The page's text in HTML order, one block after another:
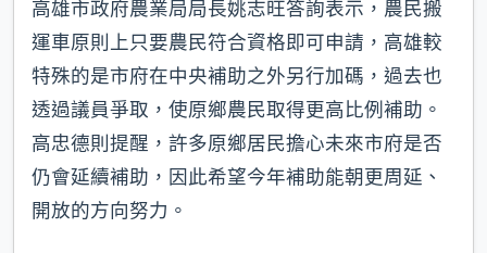
高雄市政府農業局局長姚志旺答詢表示，農民搬
運車原則上只要農民符合資格即可申請，高雄較
特殊的是市府在中央補助之外另行加碼，過去也
透過議員爭取，使原鄉農民取得更高比例補助。
高忠德則提醒，許多原鄉居民擔心未來市府是否
仍會延續補助，因此希望今年補助能朝更周延、
開放的方向努力。